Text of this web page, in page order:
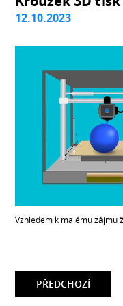
12.10.2023
Vzhledem k malému zájmu
PŘEDCHOZÍ